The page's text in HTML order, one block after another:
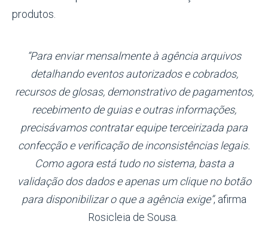
produtos.
“Para enviar mensalmente à agência arquivos
detalhando eventos autorizados e cobrados,
recursos de glosas, demonstrativo de pagamentos,
recebimento de guias e outras informações,
precisávamos contratar equipe terceirizada para
confecção e verificação de inconsistências legais.
Como agora está tudo no sistema, basta a
validação dos dados e apenas um clique no botão
para disponibilizar o que a agência exige”, afirma
Rosicleia de Sousa.